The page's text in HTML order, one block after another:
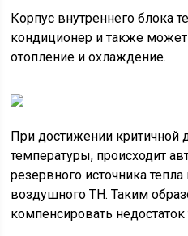
Корпус внутреннего блока
кондиционер и также
отопление и охлаждение.
При достижении критичной
температуры, происходит
резервного источника
воздушного ТН. Таким
компенсировать